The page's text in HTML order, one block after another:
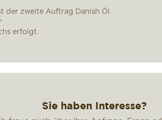
der zweite Auftrag Danish Öl
erfolgt.